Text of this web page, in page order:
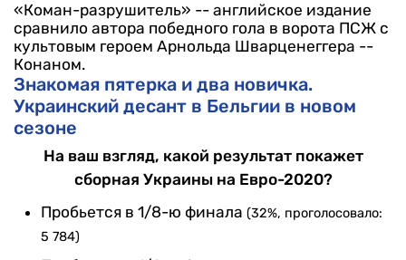
«Коман-разрушитель» -- английское издание
сравнило автора победного гола в ворота ПСЖ с
культовым героем Арнольда Шварценеггера --
Конаном.
Знакомая пятерка и два новичка.
Украинский десант в Бельгии в новом
сезоне
На ваш взгляд, какой результат покажет
сборная Украины на Евро-2020?
Пробьется в 1/8-ю финала (32%, проголосовало:
5 784)